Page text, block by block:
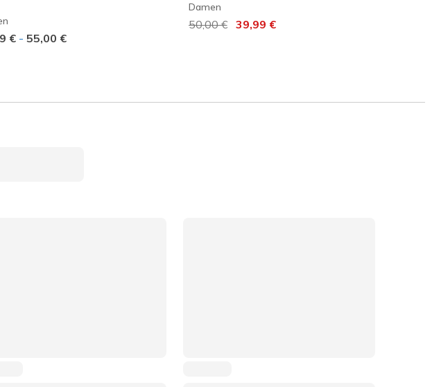
€ - 55,00 €
Damen
Reduziert von
50,00 €auf39,99 €